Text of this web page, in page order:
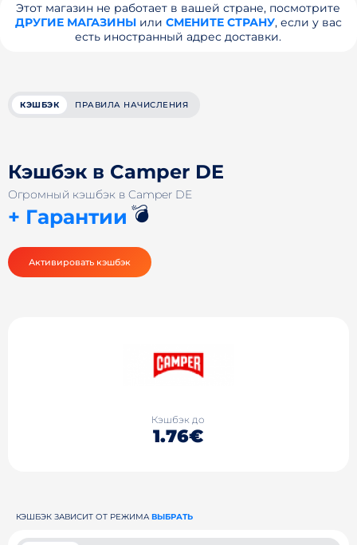
Этот магазин не работает в вашей стране, посмотрите
ДРУГИЕ МАГАЗИНЫили СМЕНИТЕ СТРАНУ, если у вас
есть иностранный адрес доставки.
КЭШБЭК ПРАВИЛА НАЧИСЛЕНИЯ
Кэшбэк в Camper DE
Огромный кэшбэк в Camper DE
+ Гарантии 💣
Активировать кэшбэк
Кэшбэк до
1.76€
КЭШБЭК ЗАВИСИТ ОТ РЕЖИМА ВЫБРАТЬ